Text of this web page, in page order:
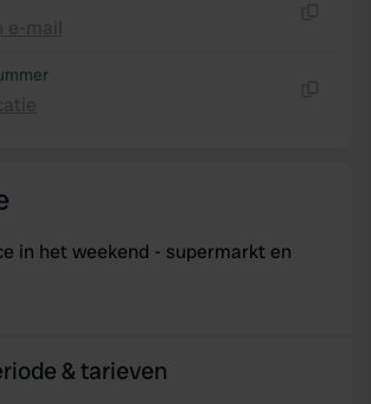
in het weekend - supermarkt en
& tarieven